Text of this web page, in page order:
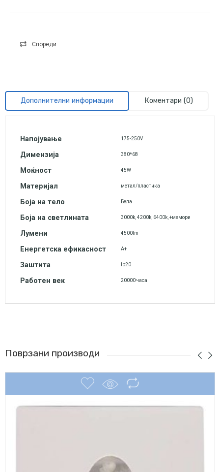
Спореди
Дополнителни информации Коментари (0)
Напојување 175-250V
Димензија 380*68
Моќност 45W
Материјал метал/пластика
Боја на тело Бела
Боја на светлината 3000k, 4200k, 6400k, +мемори
Лумени 4500lm
Енергетска ефикасност А+
Заштита Ip20
Работен век 20000 часа
Поврзани производи